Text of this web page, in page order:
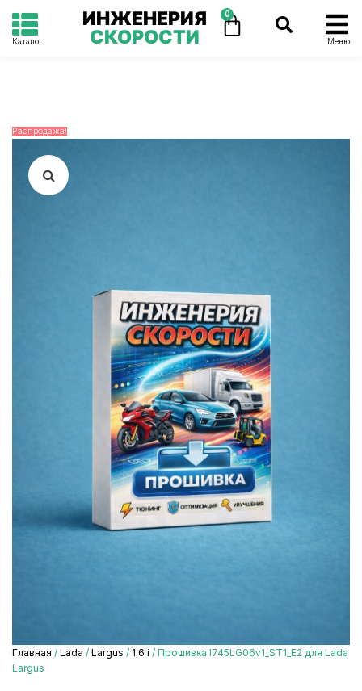
Каталог
ИНЖЕНЕРИЯ
СКОРОСТИ
0
Меню
Распродажа!
Главная / Lada / Largus / 1.6 i / Прошивка I745LG06v1_ST1_E2 для Lada
Largus